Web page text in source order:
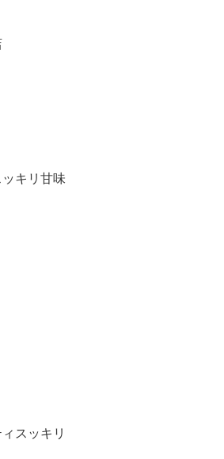
キリ 甘味
スッキリ